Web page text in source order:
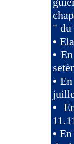
" du
•
•
•
•
•